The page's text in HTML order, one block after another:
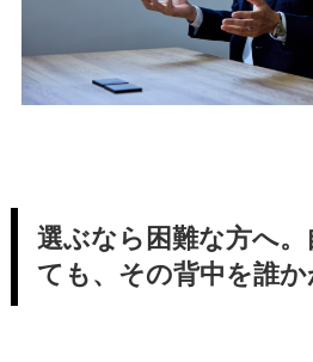
選ぶなら困難な方へ。
ても、その背中を誰